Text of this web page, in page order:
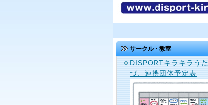
サークル・教室
DISPORTキラキラうた
づ、連携団体予定表